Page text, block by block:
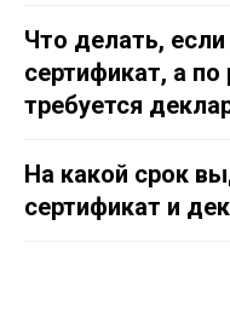
Что делать, если
сертификат, а по
требуется
На какой срок
сертификат и